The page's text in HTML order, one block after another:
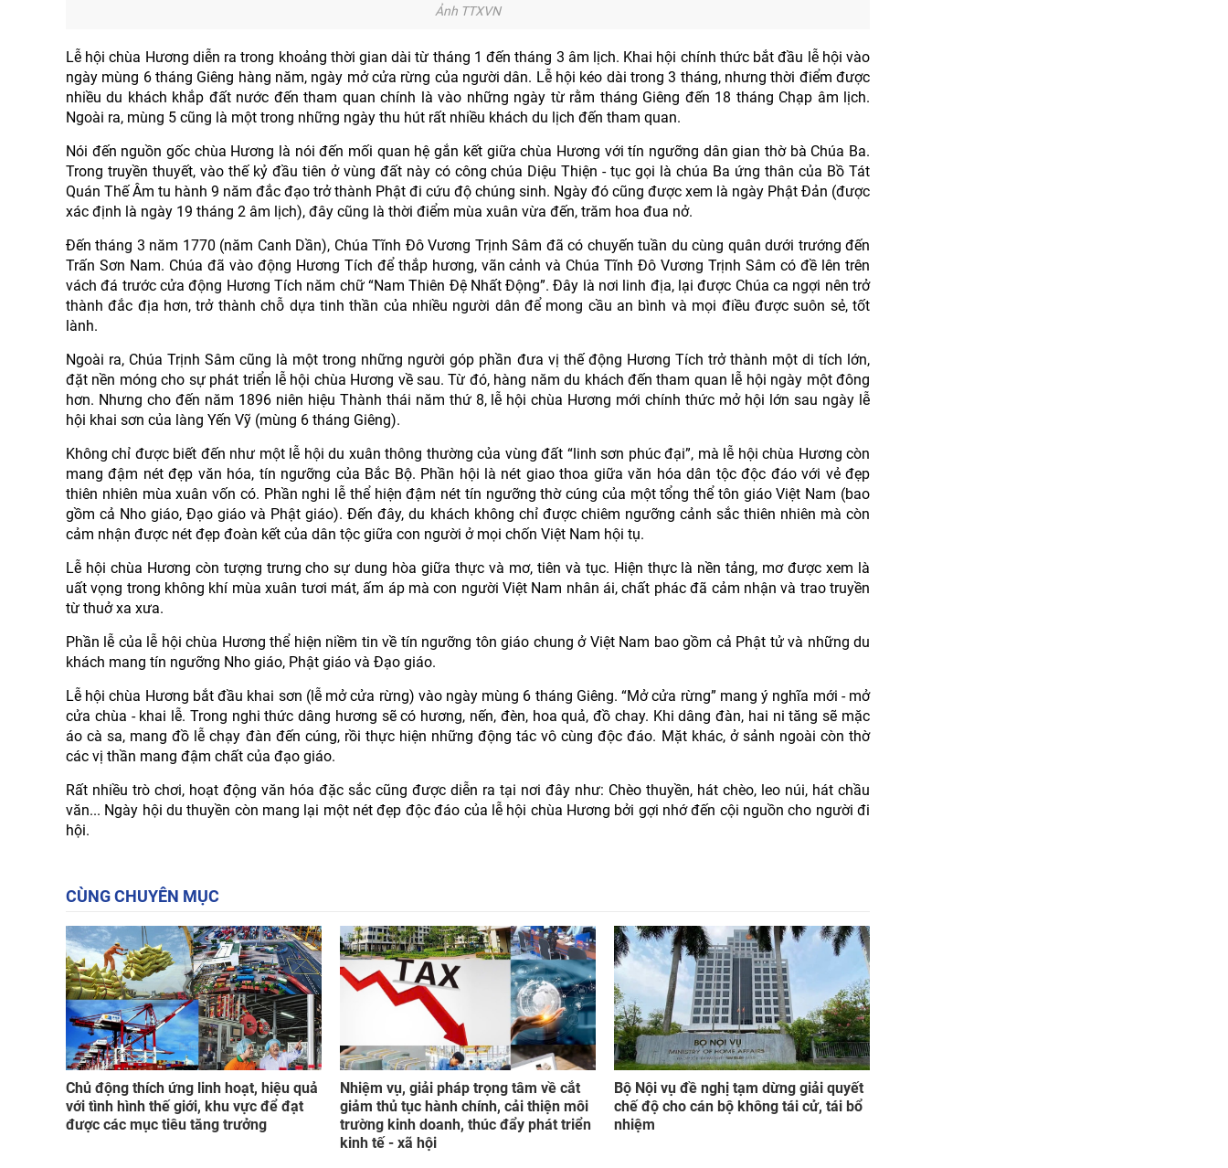
Ảnh TTXVN
Lễ hội chùa Hương diễn ra trong khoảng thời gian dài từ tháng 1 đến tháng 3 âm lịch. Khai hội chính thức bắt đầu lễ hội vào
ngày mùng 6 tháng Giêng hàng năm, ngày mở cửa rừng của người dân. Lễ hội kéo dài trong 3 tháng, nhưng thời điểm được
nhiều du khách khắp đất nước đến tham quan chính là vào những ngày từ rằm tháng Giêng đến 18 tháng Chạp âm lịch.
Ngoài ra, mùng 5 cũng là một trong những ngày thu hút rất nhiều khách du lịch đến tham quan.
Nói đến nguồn gốc chùa Hương là nói đến mối quan hệ gắn kết giữa chùa Hương với tín ngưỡng dân gian thờ bà Chúa Ba.
Trong truyền thuyết, vào thế kỷ đầu tiên ở vùng đất này có công chúa Diệu Thiện - tục gọi là chúa Ba ứng thân của Bồ Tát
Quán Thế Âm tu hành 9 năm đắc đạo trở thành Phật đi cứu độ chúng sinh. Ngày đó cũng được xem là ngày Phật Đản (được
xác định là ngày 19 tháng 2 âm lịch), đây cũng là thời điểm mùa xuân vừa đến, trăm hoa đua nở.
Đến tháng 3 năm 1770 (năm Canh Dần), Chúa Tĩnh Đô Vương Trịnh Sâm đã có chuyến tuần du cùng quân dưới trướng đến
Trấn Sơn Nam. Chúa đã vào động Hương Tích để thắp hương, vãn cảnh và Chúa Tĩnh Đô Vương Trịnh Sâm có đề lên trên
vách đá trước cửa động Hương Tích năm chữ “Nam Thiên Đệ Nhất Động”. Đây là nơi linh địa, lại được Chúa ca ngợi nên trở
thành đắc địa hơn, trở thành chỗ dựa tinh thần của nhiều người dân để mong cầu an bình và mọi điều được suôn sẻ, tốt
lành.
Ngoài ra, Chúa Trịnh Sâm cũng là một trong những người góp phần đưa vị thế động Hương Tích trở thành một di tích lớn,
đặt nền móng cho sự phát triển lễ hội chùa Hương về sau. Từ đó, hàng năm du khách đến tham quan lễ hội ngày một đông
hơn. Nhưng cho đến năm 1896 niên hiệu Thành thái năm thứ 8, lễ hội chùa Hương mới chính thức mở hội lớn sau ngày lễ
hội khai sơn của làng Yến Vỹ (mùng 6 tháng Giêng).
Không chỉ được biết đến như một lễ hội du xuân thông thường của vùng đất “linh sơn phúc đại”, mà lễ hội chùa Hương còn
mang đậm nét đẹp văn hóa, tín ngưỡng của Bắc Bộ. Phần hội là nét giao thoa giữa văn hóa dân tộc độc đáo với vẻ đẹp
thiên nhiên mùa xuân vốn có. Phần nghi lễ thể hiện đậm nét tín ngưỡng thờ cúng của một tổng thể tôn giáo Việt Nam (bao
gồm cả Nho giáo, Đạo giáo và Phật giáo). Đến đây, du khách không chỉ được chiêm ngưỡng cảnh sắc thiên nhiên mà còn
cảm nhận được nét đẹp đoàn kết của dân tộc giữa con người ở mọi chốn Việt Nam hội tụ.
Lễ hội chùa Hương còn tượng trưng cho sự dung hòa giữa thực và mơ, tiên và tục. Hiện thực là nền tảng, mơ được xem là
uất vọng trong không khí mùa xuân tươi mát, ấm áp mà con người Việt Nam nhân ái, chất phác đã cảm nhận và trao truyền
từ thuở xa xưa.
Phần lễ của lễ hội chùa Hương thể hiện niềm tin về tín ngưỡng tôn giáo chung ở Việt Nam bao gồm cả Phật tử và những du
khách mang tín ngưỡng Nho giáo, Phật giáo và Đạo giáo.
Lễ hội chùa Hương bắt đầu khai sơn (lễ mở cửa rừng) vào ngày mùng 6 tháng Giêng. “Mở cửa rừng” mang ý nghĩa mới - mở
cửa chùa - khai lễ. Trong nghi thức dâng hương sẽ có hương, nến, đèn, hoa quả, đồ chay. Khi dâng đàn, hai ni tăng sẽ mặc
áo cà sa, mang đồ lễ chạy đàn đến cúng, rồi thực hiện những động tác vô cùng độc đáo. Mặt khác, ở sảnh ngoài còn thờ
các vị thần mang đậm chất của đạo giáo.
Rất nhiều trò chơi, hoạt động văn hóa đặc sắc cũng được diễn ra tại nơi đây như: Chèo thuyền, hát chèo, leo núi, hát chầu
văn... Ngày hội du thuyền còn mang lại một nét đẹp độc đáo của lễ hội chùa Hương bởi gợi nhớ đến cội nguồn cho người đi
hội.
CÙNG CHUYÊN MỤC
Chủ động thích ứng linh hoạt, hiệu quả
với tình hình thế giới, khu vực để đạt
được các mục tiêu tăng trưởng
Nhiệm vụ, giải pháp trọng tâm về cắt
giảm thủ tục hành chính, cải thiện môi
trường kinh doanh, thúc đẩy phát triển
kinh tế - xã hội
Bộ Nội vụ đề nghị tạm dừng giải quyết
chế độ cho cán bộ không tái cử, tái bổ
nhiệm